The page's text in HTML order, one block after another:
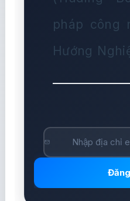
pháp công
Hướng